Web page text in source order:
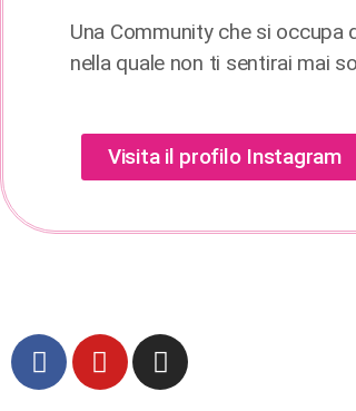
Una Community che si occupa
nella quale non ti sentirai mai
Visita il profilo Instagram